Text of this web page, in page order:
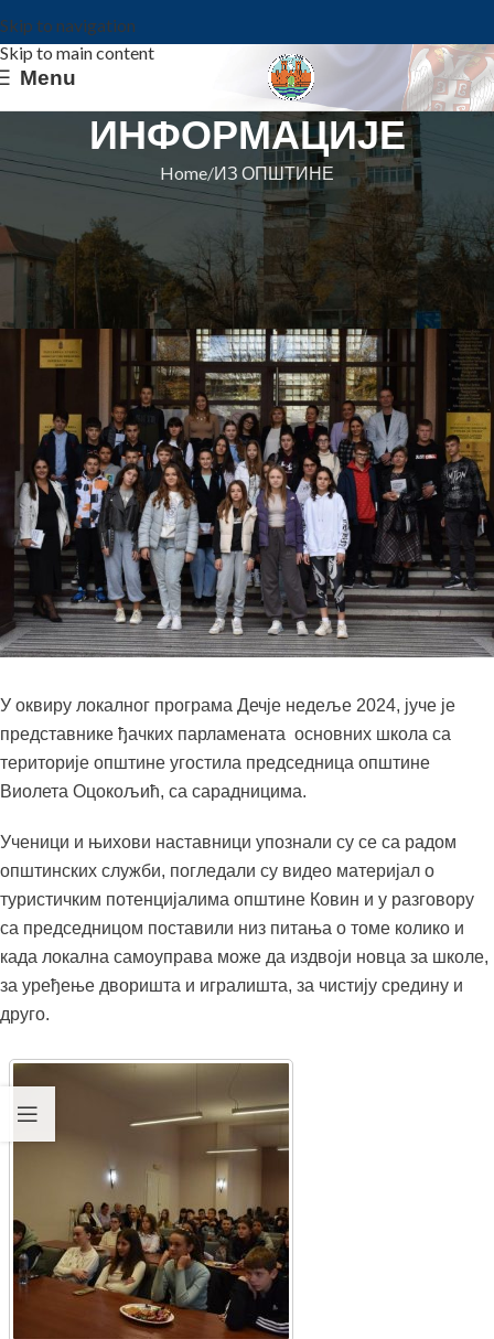
Skip to navigation
Skip to main content
Menu
ИНФОРМАЦИЈЕ
Home ИЗ ОПШТИНЕ
ИЗ ОПШТИНЕ
ДАН ОТВОРЕНИХ ВРАТА ЗА
ЂАЧКЕ ПАРЛАМЕНТЕ
Општина КовинOn 10. oktobar 2024.
У оквиру локалног програма Дечје недеље 2024, јуче је
представнике ђачких парламената основних школа са
територије општине угостила председница општине
Виолета Оцокољић, са сарадницима.
Ученици и њихови наставници упознали су се са радом
општинских служби, погледали су видео материјал о
туристичким потенцијалима општине Ковин и у разговору
са председницом поставили низ питања о томе колико и
када локална самоуправа може да издвоји новца за школе,
за уређење дворишта и игралишта, за чистију средину и
друго.